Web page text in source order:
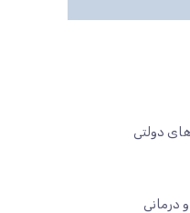
دولتی
درمانی